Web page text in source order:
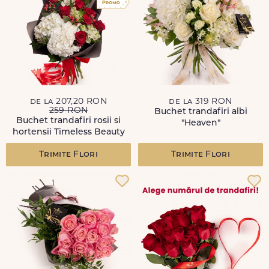
de la 207,20 RON
259 RON
Buchet trandafiri rosii si
hortensii Timeless Beauty
Trimite Flori
de la 319 RON
Buchet trandafiri albi
"Heaven"
Trimite Flori